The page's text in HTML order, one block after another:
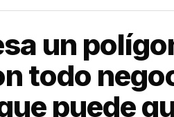
un
todo
puede